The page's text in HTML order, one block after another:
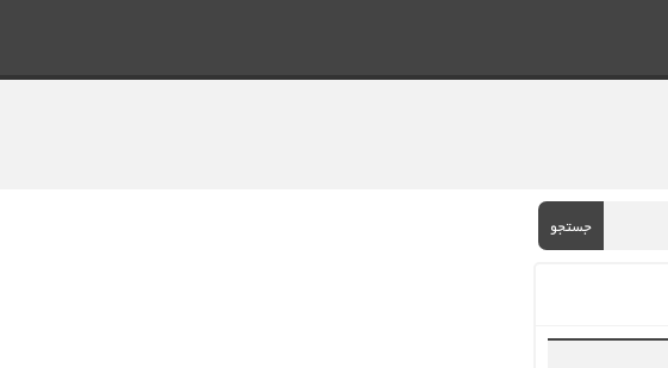
جستجو